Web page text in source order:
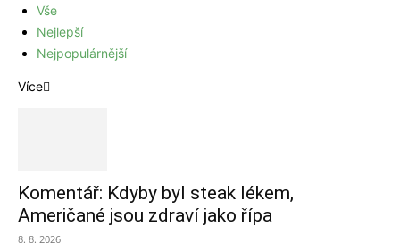
Vše
Nejlepší
Nejpopulárnější
Více
Komentář: Kdyby byl steak lékem,
Američané jsou zdraví jako řípa
8. 8. 2026